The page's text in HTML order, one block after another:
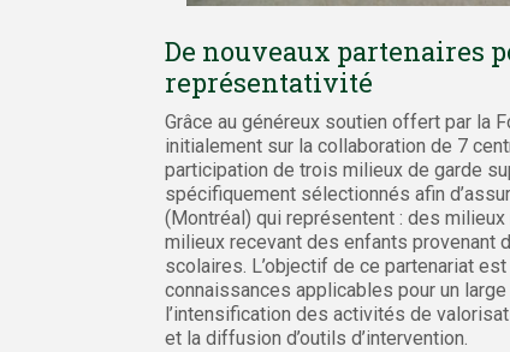
De nouveaux partenaires
représentativité
Grâce au généreux soutien offert par la
initialement sur la collaboration de 7
participation de trois milieux de garde
spécifiquement sélectionnés afin
(Montréal) qui représentent : des
milieux recevant des enfants provenant
scolaires. L’objectif de ce partenariat
connaissances applicables pour un
l’intensification des activités de
et la diffusion d’outils d’intervention.